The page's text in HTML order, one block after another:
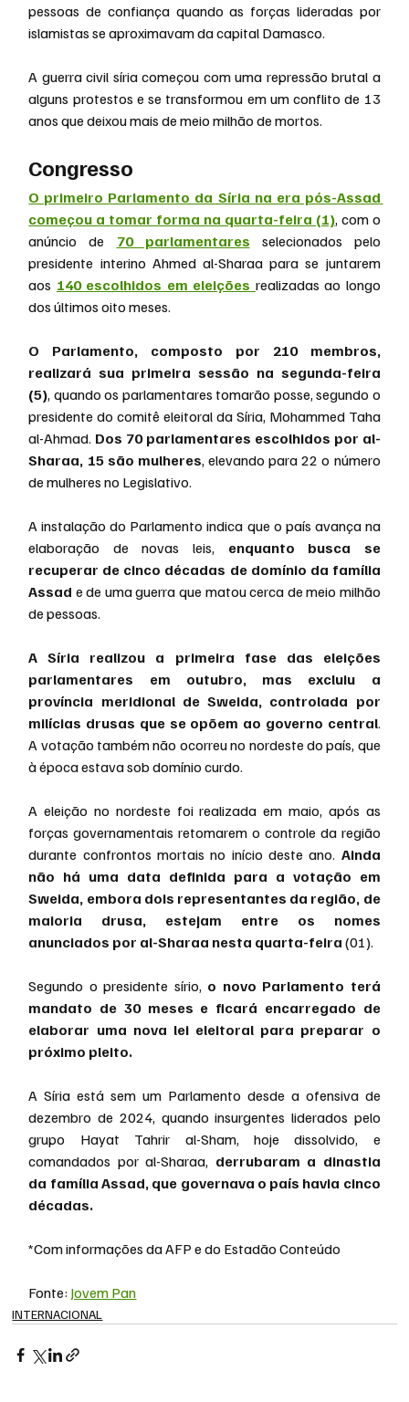
pessoas de confiança quando as forças lideradas por
islamistas se aproximavam da capital Damasco.
A guerra civil síria começou com uma repressão brutal a
alguns protestos e se transformou em um conflito de 13
anos que deixou mais de meio milhão de mortos.
Congresso
O primeiro Parlamento da Síria na era pós-Assad
começou a tomar forma na quarta-feira (1), com o
anúncio de 70 parlamentares selecionados pelo
presidente interino Ahmed al-Sharaa para se juntarem
aos 140 escolhidos em eleições realizadas ao longo
dos últimos oito meses.
O Parlamento, composto por 210 membros,
realizará sua primeira sessão na segunda-feira
(5), quando os parlamentares tomarão posse, segundo o
presidente do comitê eleitoral da Síria, Mohammed Taha
al-Ahmad. Dos 70 parlamentares escolhidos por al-
Sharaa, 15 são mulheres, elevando para 22 o número
de mulheres no Legislativo.
A instalação do Parlamento indica que o país avança na
elaboração de novas leis, enquanto busca se
recuperar de cinco décadas de domínio da família
Assad e de uma guerra que matou cerca de meio milhão
de pessoas.
A Síria realizou a primeira fase das eleições
parlamentares em outubro, mas excluiu a
província meridional de Sweida, controlada por
milícias drusas que se opõem ao governo central.
A votação também não ocorreu no nordeste do país, que
à época estava sob domínio curdo.
A eleição no nordeste foi realizada em maio, após as
forças governamentais retomarem o controle da região
durante confrontos mortais no início deste ano. Ainda
não há uma data definida para a votação em
Sweida, embora dois representantes da região, de
maioria drusa, estejam entre os nomes
anunciados por al-Sharaa nesta quarta-feira (01).
Segundo o presidente sírio, o novo Parlamento terá
mandato de 30 meses e ficará encarregado de
elaborar uma nova lei eleitoral para preparar o
próximo pleito.
A Síria está sem um Parlamento desde a ofensiva de
dezembro de 2024, quando insurgentes liderados pelo
grupo Hayat Tahrir al-Sham, hoje dissolvido, e
comandados por al-Sharaa, derrubaram a dinastia
da família Assad, que governava o país havia cinco
décadas.
*Com informações da AFP e do Estadão Conteúdo
Fonte: Jovem Pan
INTERNACIONAL